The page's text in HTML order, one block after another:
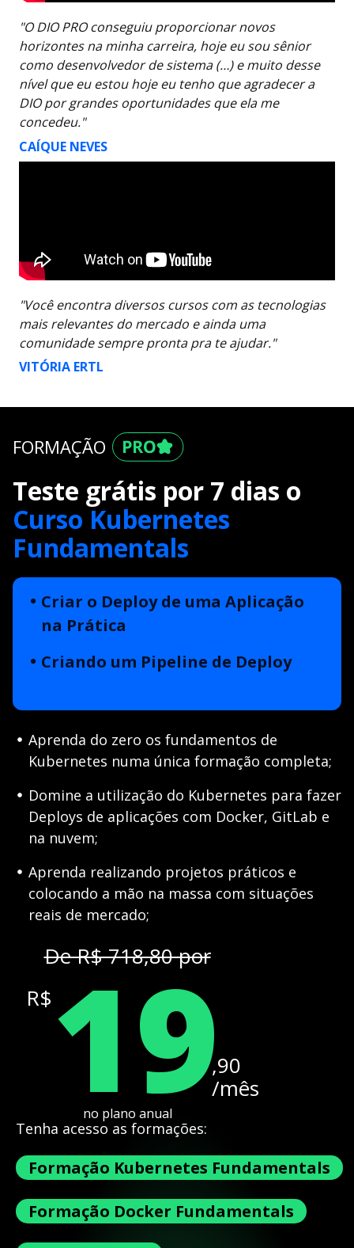
"O DIO PRO conseguiu proporcionar novos
horizontes na minha carreira, hoje eu sou sênior
como desenvolvedor de sistema (…) e muito desse
nível que eu estou hoje eu tenho que agradecer a
DIO por grandes oportunidades que ela me
concedeu."
CAÍQUE NEVES
"Você encontra diversos cursos com as tecnologias
mais relevantes do mercado e ainda uma
comunidade sempre pronta pra te ajudar."
VITÓRIA ERTL
FORMAÇÃO
Teste grátis por 7 dias o
Curso Kubernetes
Fundamentals
Criar o Deploy de uma Aplicação
na Prática
Criando um Pipeline de Deploy
Aprenda do zero os fundamentos de
Kubernetes numa única formação completa;
Domine a utilização do Kubernetes para fazer
Deploys de aplicações com Docker, GitLab e
na nuvem;
Aprenda realizando projetos práticos e
colocando a mão na massa com situações
reais de mercado;
De R$ 718,80 por
R$ 19,90
/mês
no plano anual
Tenha acesso as formações:
Formação Kubernetes Fundamentals
Formação Docker Fundamentals